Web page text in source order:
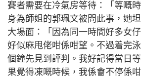
賽者需要在冷氣房等待：「等嘅時
身為師姐的郭珮文被問此事，她
大場面：「因為同一時間好多女
好似麻甩佬咁係咁望。不過着完
個鐘先見到評判。我好記得當日
果覺得凍嘅時候，我係會不停係